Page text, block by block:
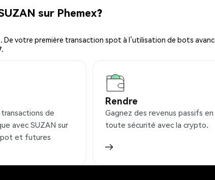
sur Phemex?
votre première transaction spot à l’utilisation de bots
de
avec SUZAN sur
et futures
Rendre
Gagnez des revenus passifs en
toute sécurité avec la crypto.